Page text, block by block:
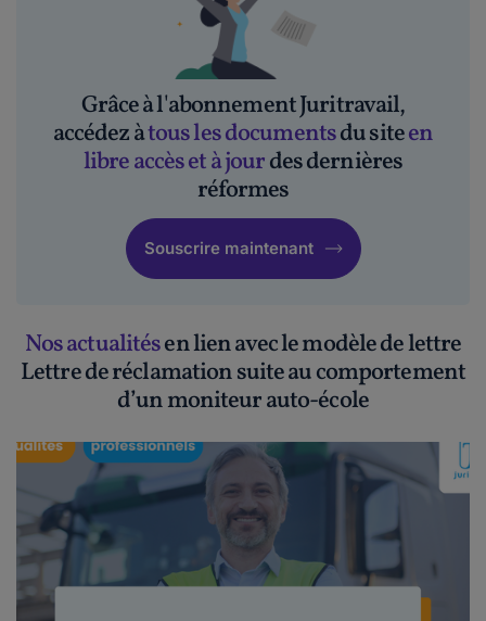
Grâce à l'abonnement Juritravail,
accédez àtous les documentsdu siteen
libre accès et à jourdes dernières
réformes
Souscrire maintenant
Nos actualitésen lien avec le modèle de lettre
Lettre de réclamation suite au comportement
d’un moniteur auto-école